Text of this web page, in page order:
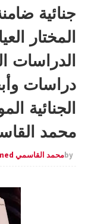
جنائية
المختار
الدراسات
دراسات
الجنائية
محمد
byمحمد القاسمي Al kacimi Mohamed